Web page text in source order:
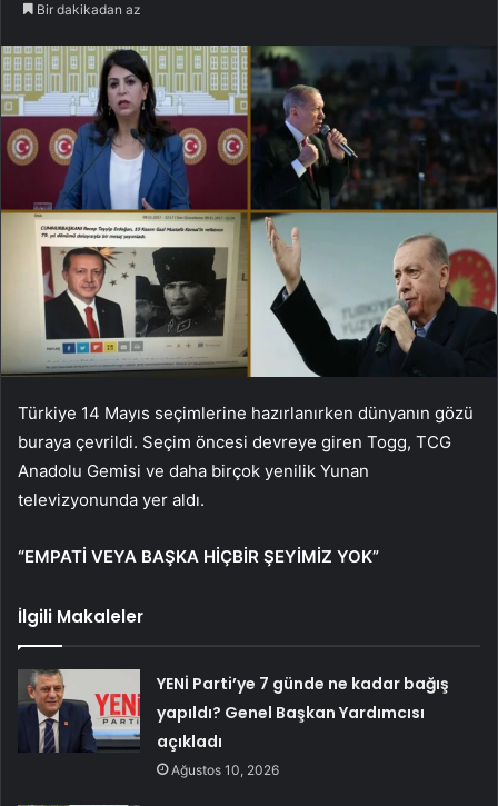
Bir dakikadan az
Türkiye 14 Mayıs seçimlerine hazırlanırken dünyanın gözü
buraya çevrildi. Seçim öncesi devreye giren Togg, TCG
Anadolu Gemisi ve daha birçok yenilik Yunan
televizyonunda yer aldı.
“EMPATİ VEYA BAŞKA HİÇBİR ŞEYİMİZ YOK”
İlgili Makaleler
YENİ Parti’ye 7 günde ne kadar bağış
yapıldı? Genel Başkan Yardımcısı
açıkladı
Ağustos 10, 2026